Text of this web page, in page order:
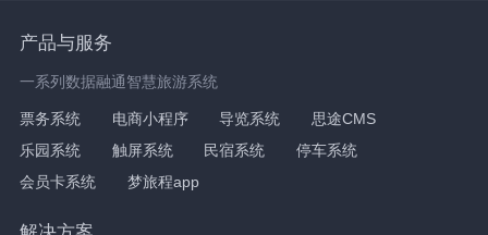
产品与服务
一系列数据融通智慧旅游系统
票务系统 电商小程序 导览系统
思途CMS
乐园系统
触屏系统 民宿系统
停车系统
会员卡系统
梦旅程app